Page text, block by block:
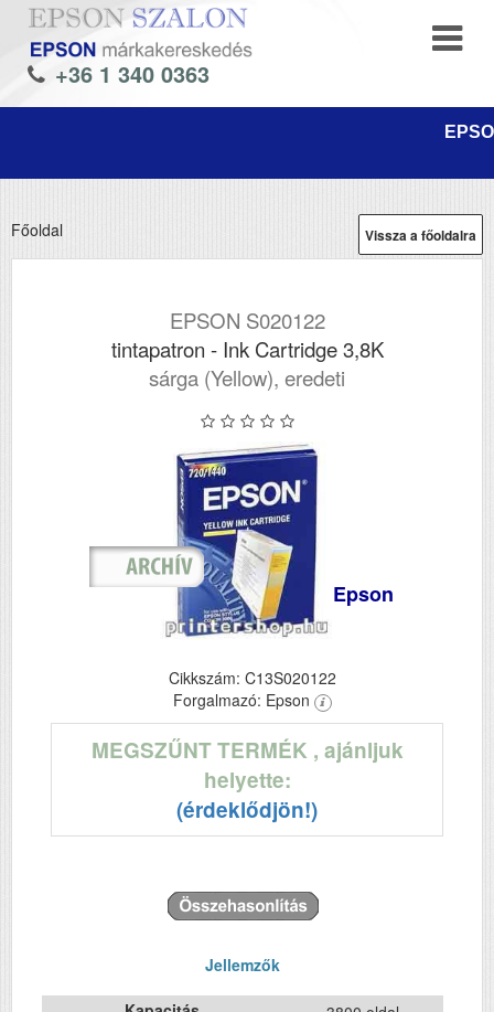
+36 1 340 0363
Vissza a főoldalra
Főoldal
EPSON S020122
tintapatron - Ink Cartridge 3,8K
sárga (Yellow), eredeti
Epson
Cikkszám: C13S020122
Forgalmazó: Epson
MEGSZŰNT TERMÉK , ajánljuk
helyette:
(érdeklődjön!)
Jellemzők